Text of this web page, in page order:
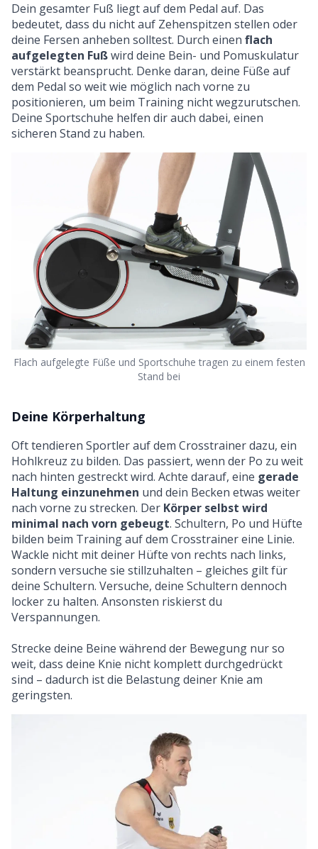
Dein gesamter Fuß liegt auf dem Pedal auf. Das
bedeutet, dass du nicht auf Zehenspitzen stellen oder
deine Fersen anheben solltest. Durch einen flach
aufgelegten Fußwird deine Bein- und Pomuskulatur
verstärkt beansprucht. Denke daran, deine Füße auf
dem Pedal so weit wie möglich nach vorne zu
positionieren, um beim Training nicht wegzurutschen.
Deine Sportschuhe helfen dir auch dabei, einen
sicheren Stand zu haben.
Flach aufgelegte Füße und Sportschuhe tragen zu einem festen
Stand bei
Deine Körperhaltung
Oft tendieren Sportler auf dem Crosstrainer dazu, ein
Hohlkreuz zu bilden. Das passiert, wenn der Po zu weit
nach hinten gestreckt wird. Achte darauf, eine gerade
Haltung einzunehmen und dein Becken etwas weiter
nach vorne zu strecken. Der Körper selbst wird
minimal nach vorn gebeugt. Schultern, Po und Hüfte
bilden beim Training auf dem Crosstrainer eine Linie.
Wackle nicht mit deiner Hüfte von rechts nach links,
sondern versuche sie stillzuhalten – gleiches gilt für
deine Schultern. Versuche, deine Schultern dennoch
locker zu halten. Ansonsten riskierst du
Verspannungen.
Strecke deine Beine während der Bewegung nur so
weit, dass deine Knie nicht komplett durchgedrückt
sind – dadurch ist die Belastung deiner Knie am
geringsten.